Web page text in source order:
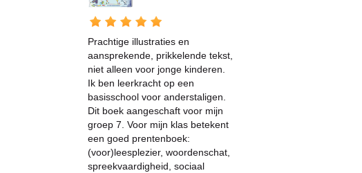
Prachtige illustraties en
aansprekende, prikkelende tekst,
niet alleen voor jonge kinderen.
Ik ben leerkracht op een
basisschool voor anderstaligen.
Dit boek aangeschaft voor mijn
groep 7. Voor mijn klas betekent
een goed prentenboek:
(voor)leesplezier, woordenschat,
spreekvaardigheid, sociaal